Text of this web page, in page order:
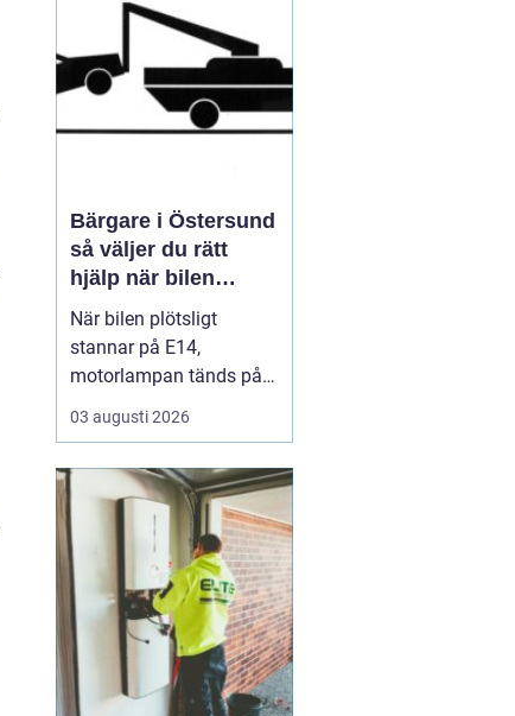
Bärgare i Östersund
så väljer du rätt
hjälp när bilen
stannar
När bilen plötsligt
stannar på E14,
motorlampan tänds på
väg hem från fjällen eller
en tung lastbil fastnar i
minuter kännas som
timmar. En
pålitlig
bärgare Östersund blir...
03 augusti 2026